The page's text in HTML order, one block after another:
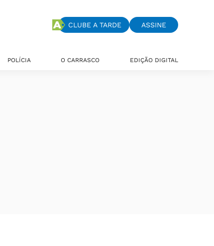
CLUBE A TARDE ASSINE
POLÍCIA O CARRASCO EDIÇÃO DIGITAL